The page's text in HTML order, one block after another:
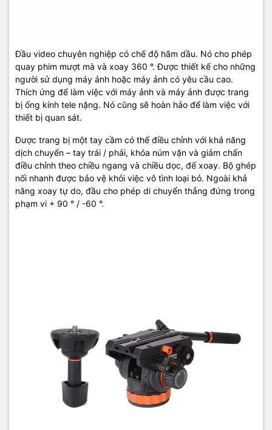
Đầu video chuyên nghiệp có chế độ hãm dầu. Nó cho phép
quay phim mượt mà và xoay 360 °. Được thiết kế cho những
người sử dụng máy ảnh hoặc máy ảnh có yêu cầu cao.
Thích ứng để làm việc với máy ảnh và máy ảnh được trang
bị ống kính tele nặng. Nó cũng sẽ hoàn hảo để làm việc với
thiết bị quan sát.
Được trang bị một tay cầm có thể điều chỉnh với khả năng
dịch chuyển – tay trái / phải, khóa núm vặn và giảm chấn
điều chỉnh theo chiều ngang và chiều dọc, đế xoay. Bộ ghép
nối nhanh được bảo vệ khỏi việc vô tình loại bỏ. Ngoài khả
năng xoay tự do, đầu cho phép di chuyển thẳng đứng trong
phạm vi + 90 ° / -60 °.